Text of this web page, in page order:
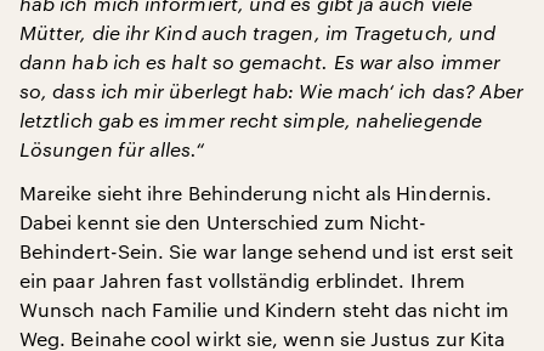
Mütter, die ihr Kind auch tragen, im Tragetuch, und
dann hab ich es halt so gemacht. Es war also immer
so, dass ich mir überlegt hab: Wie mach‘ ich das? Aber
letztlich gab es immer recht simple, naheliegende
Lösungen für alles.“
Mareike sieht ihre Behinderung nicht als Hindernis.
Dabei kennt sie den Unterschied zum Nicht-
Behindert-Sein. Sie war lange sehend und ist erst seit
ein paar Jahren fast vollständig erblindet. Ihrem
Wunsch nach Familie und Kindern steht das nicht im
Weg. Beinahe cool wirkt sie, wenn sie Justus zur Kita